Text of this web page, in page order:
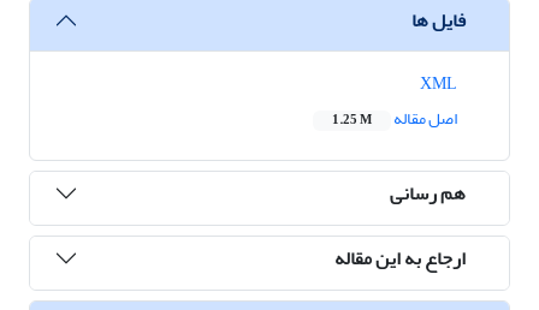
فایل ها
اصل مقاله
1.25 M
هم رسانی
ارجاع به این مقاله